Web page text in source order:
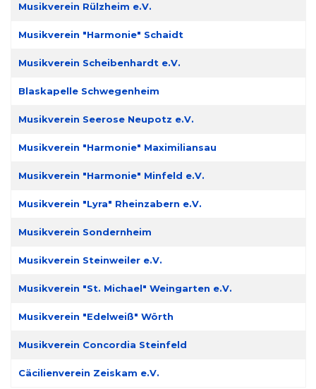
Musikverein Rülzheim e.V.
Musikverein "Harmonie" Schaidt
Musikverein Scheibenhardt e.V.
Blaskapelle Schwegenheim
Musikverein Seerose Neupotz e.V.
Musikverein "Harmonie" Maximiliansau
Musikverein "Harmonie" Minfeld e.V.
Musikverein "Lyra" Rheinzabern e.V.
Musikverein Sondernheim
Musikverein Steinweiler e.V.
Musikverein "St. Michael" Weingarten e.V.
Musikverein "Edelweiß" Wörth
Musikverein Concordia Steinfeld
Cäcilienverein Zeiskam e.V.